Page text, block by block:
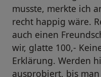
musste, merkte ich
recht happig wäre.
auch einen
wir, glatte 100,-
Erklärung. Werden
ausprobiert, bis